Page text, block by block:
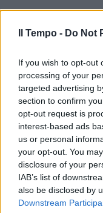
Il Tempo - Do Not
If you wish to opt-out
processing of your
targeted advertising
section to confirm
opt-out request is
interest-based ads
us or personal
your opt-out. You
disclosure of your
IAB’s list of
also be disclosed by
Downstream